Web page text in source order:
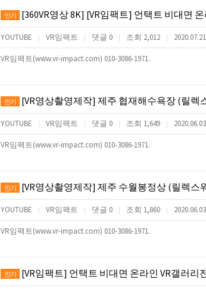
인기 [360VR영상 8K] [VR임팩트] 언택트 비대면 온라인 VR갤러리전시회(앱제작,VR사이
YOUTUBE | VR임팩트 | 댓글 0 | 조회 2,012 | 2020.07.21
VR임팩트(www.vr-impact.com) 010-3086-1971.
인기 [VR영상촬영제작] 제주 협재해수욕장 (릴렉
YOUTUBE | VR임팩트 | 댓글 0 | 조회 1,649 | 2020.06.03
VR임팩트(www.vr-impact.com) 010-3086-1971.
인기 [VR영상촬영제작] 제주 수월봉정상 (릴렉스
YOUTUBE | VR임팩트 | 댓글 0 | 조회 1,860 | 2020.06.03
VR임팩트(www.vr-impact.com) 010-3086-1971.
인기 [VR임팩트] 언택트 비대면 온라인 VR갤러리전시회(앱제